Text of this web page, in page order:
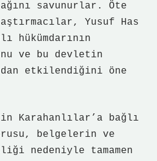
savunurlar. Öte
Yusuf Has
hükümdarının
ve bu devletin
etkilendiğini öne
Karahanlılar’a bağlı
belgelerin ve
nedeniyle tamamen